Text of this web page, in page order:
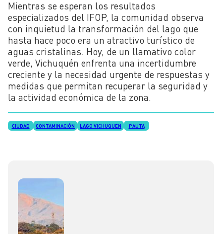
Mientras se esperan los resultados
especializados del IFOP, la comunidad observa
con inquietud la transformación del lago que
hasta hace poco era un atractivo turístico de
aguas cristalinas. Hoy, de un llamativo color
verde, Vichuquén enfrenta una incertidumbre
creciente y la necesidad urgente de respuestas y
medidas que permitan recuperar la seguridad y
la actividad económica de la zona.
CIUDAD CONTAMINACIÓN LAGO VICHUQUEN PAUTA